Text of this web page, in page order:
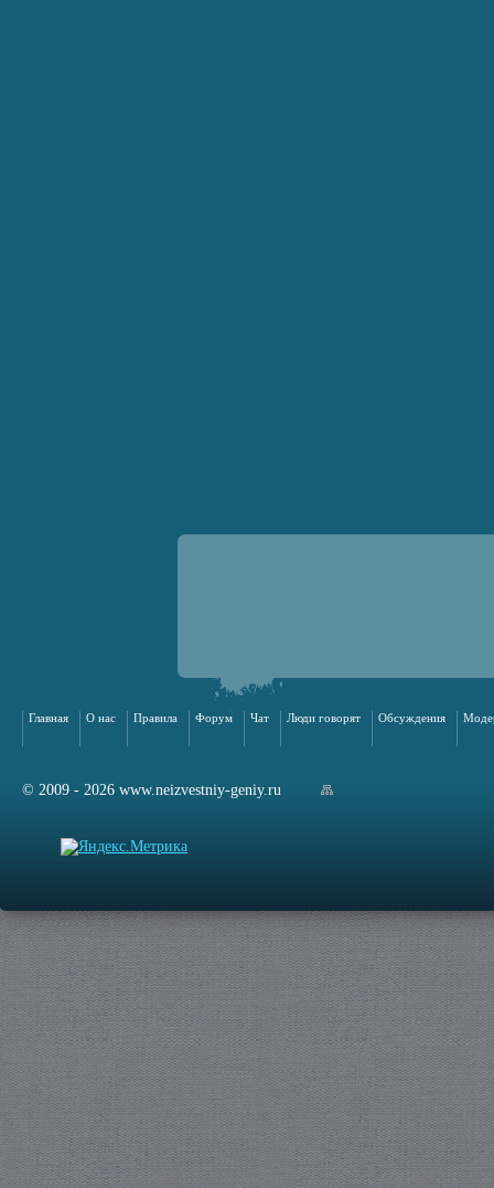
Главная О нас Правила Форум Чат Люди говорят Обсуждения
© 2009 - 2026 www.neizvestniy-geniy.ru
сайта